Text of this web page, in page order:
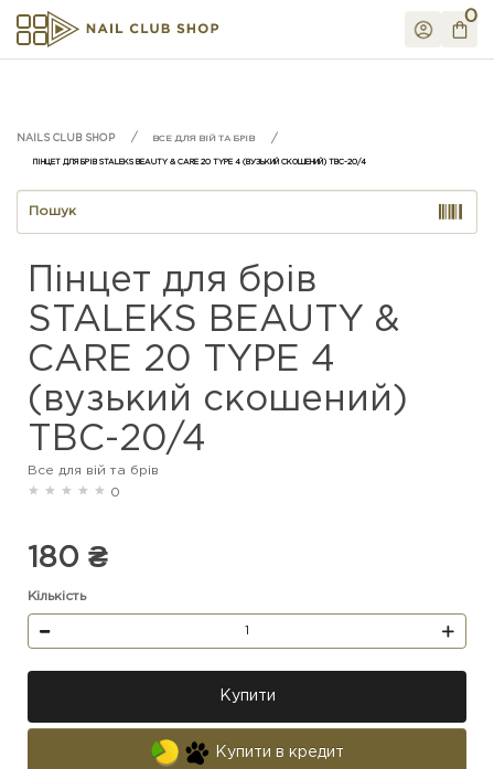
0
ВСЕ ДЛЯ ВІЙ ТА БРІВ
ПІНЦЕТ ДЛЯ БРІВ STALEKS BEAUTY & CARE 20 TYPE 4 (ВУЗЬКИЙ СКОШЕНИЙ) TBC-20/4
Пінцет для брів
STALEKS BEAUTY &
CARE 20 TYPE 4
(вузький скошений)
TBC-20/4
Все для вій та брів
0
180 ₴
Кількість
Купити
Купити в кредит